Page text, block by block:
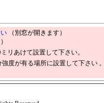
（別窓が開きます）
リあけて設置して下さい。
度が有る場所に設置して下さい 。